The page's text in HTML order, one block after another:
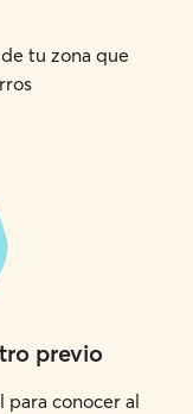
tu zona que
previo
para conocer al